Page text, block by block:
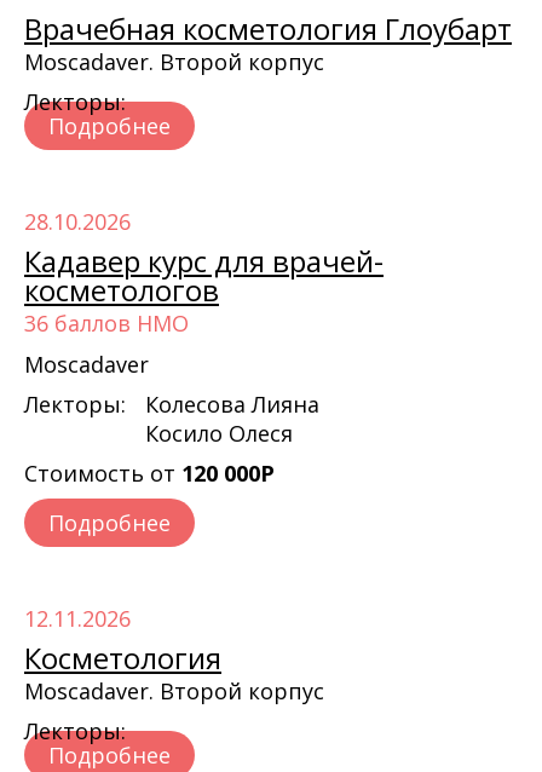
Врачебная косметология Глоубарт
Moscadaver. Второй корпус
Лекторы:
Подробнее
28.10.2026
Кадавер курс для врачей-
косметологов
36 баллов НМО
Moscadaver
Лекторы:
Колесова Лияна
Косило Олеся
Стоимость от 120 000Р
Подробнее
12.11.2026
Косметология
Moscadaver. Второй корпус
Лекторы:
Подробнее